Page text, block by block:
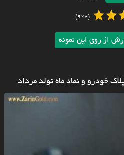
(924)
از روی این نمونه
خودرو و نماد ماه تولد مرداد